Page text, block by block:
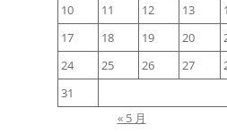
10
11 12 13
17
18 19 20
24
25 26 27
31
« 5 月